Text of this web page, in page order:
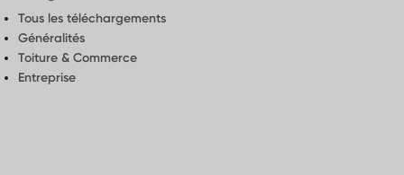
Tous les téléchargements
Généralités
Toiture & Commerce
Entreprise